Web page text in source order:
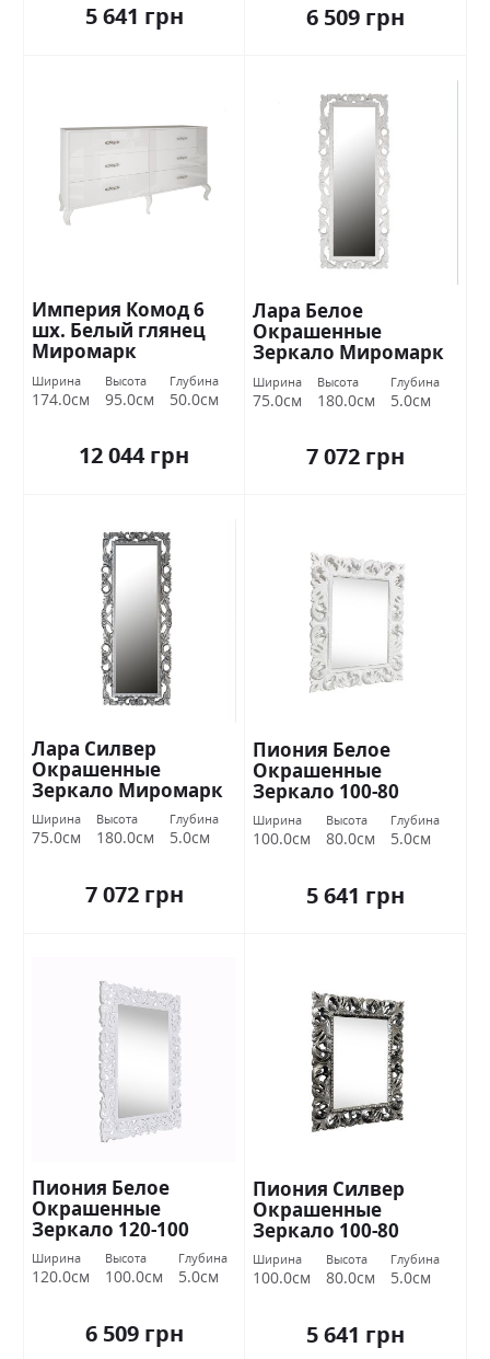
5 641 грн 6 509 грн
Империя Комод 6
шх. Белый глянец
Миромарк
Ширина
174.0см
Высота
95.0см
Глубина
50.0см
12 044 грн
Лара Белое
Окрашенные
Зеркало Миромарк
Ширина
75.0см
Высота
180.0см
Глубина
5.0см
7 072 грн
Лара Силвер
Окрашенные
Зеркало Миромарк
Ширина
75.0см
Высота
180.0см
Глубина
5.0см
7 072 грн
Пиония Белое
Окрашенные
Зеркало 100-80
Миромарк
Ширина
100.0см
Высота
80.0см
Глубина
5.0см
5 641 грн
Пиония Белое
Окрашенные
Зеркало 120-100
Миромарк
Ширина
120.0см
Высота
100.0см
Глубина
5.0см
6 509 грн
Пиония Силвер
Окрашенные
Зеркало 100-80
Миромарк
Ширина
100.0см
Высота
80.0см
Глубина
5.0см
5 641 грн